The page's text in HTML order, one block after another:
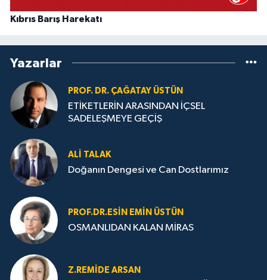
Kıbrıs Barış Harekatı
Yazarlar
PROF. DR. ÇAĞATAY ÜSTÜN
ETİKETLERİN ARASINDAN İÇSEL
SADELEŞMEYE GEÇİŞ
ALI TALAK
Doğanın Dengesi ve Can Dostlarımız
PROF.DR.ESIN EMIN ÜSTÜN
OSMANLIDAN KALAN MİRAS
Z.REMIDE ARSAN